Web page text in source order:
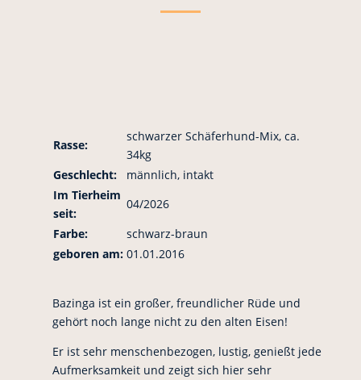
Rasse:
schwarzer Schäferhund-Mix, ca.
34kg
Geschlecht:
männlich, intakt
Im Tierheim
seit:
04/2026
Farbe:
schwarz-braun
geboren am: 01.01.2016
Bazinga ist ein großer, freundlicher Rüde und
gehört noch lange nicht zu den alten Eisen!
Er ist sehr menschenbezogen, lustig, genießt jede
Aufmerksamkeit und zeigt sich hier sehr